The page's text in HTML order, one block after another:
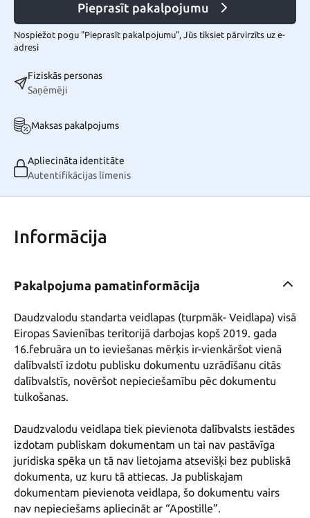
Pieprasīt pakalpojumu
Nospiežot pogu "Pieprasīt pakalpojumu", Jūs tiksiet pārvirzīts uz e-
adresi
Fiziskās personas
Saņēmēji
Maksas pakalpojums
Apliecināta identitāte
Autentifikācijas līmenis
Informācija
Pakalpojuma pamatinformācija
Daudzvalodu standarta veidlapas (turpmāk- Veidlapa) visā
Eiropas Savienības teritorijā darbojas kopš 2019. gada
16.februāra un to ieviešanas mērķis ir-vienkāršot vienā
dalībvalstī izdotu publisku dokumentu uzrādīšanu citās
dalībvalstīs, novēršot nepieciešamību pēc dokumentu
tulkošanas.
Daudzvalodu veidlapa tiek pievienota dalībvalsts iestādes
izdotam publiskam dokumentam un tai nav pastāvīga
juridiska spēka un tā nav lietojama atsevišķi bez publiskā
dokumenta, uz kuru tā attiecas. Ja publiskajam
dokumentam pievienota veidlapa, šo dokumentu vairs
nav nepieciešams apliecināt ar “Apostille”.